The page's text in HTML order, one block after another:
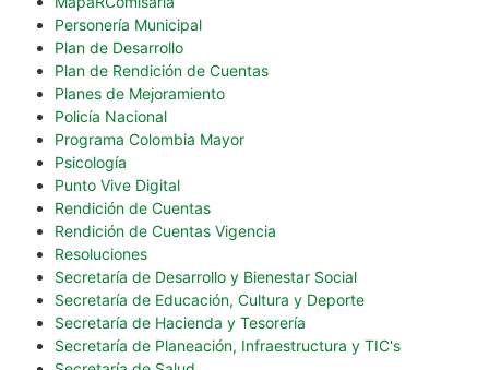
Personería Municipal
Plan de Desarrollo
Plan de Rendición de Cuentas
Planes de Mejoramiento
Policía Nacional
Programa Colombia Mayor
Psicología
Punto Vive Digital
Rendición de Cuentas
Rendición de Cuentas Vigencia
Resoluciones
Secretaría de Desarrollo y Bienestar Social
Secretaría de Educación, Cultura y Deporte
Secretaría de Hacienda y Tesorería
Secretaría de Planeación, Infraestructura y TIC's